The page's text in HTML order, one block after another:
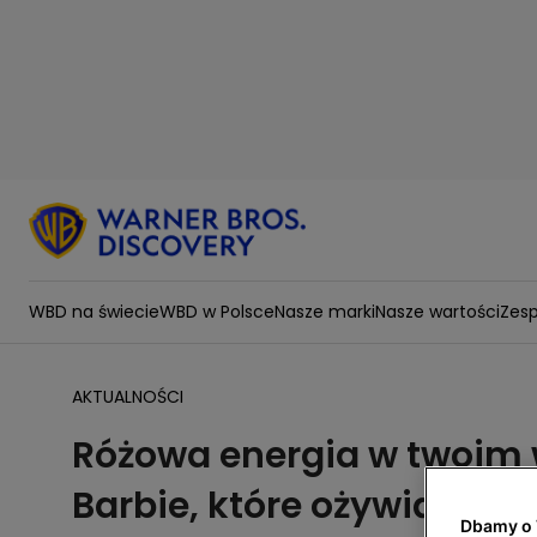
WBD na świecieWBD w PolsceNasze markiNasze wartości
AKTUALNOŚCI
Różowa energia w
Barbie, które ożywią
Dbamy